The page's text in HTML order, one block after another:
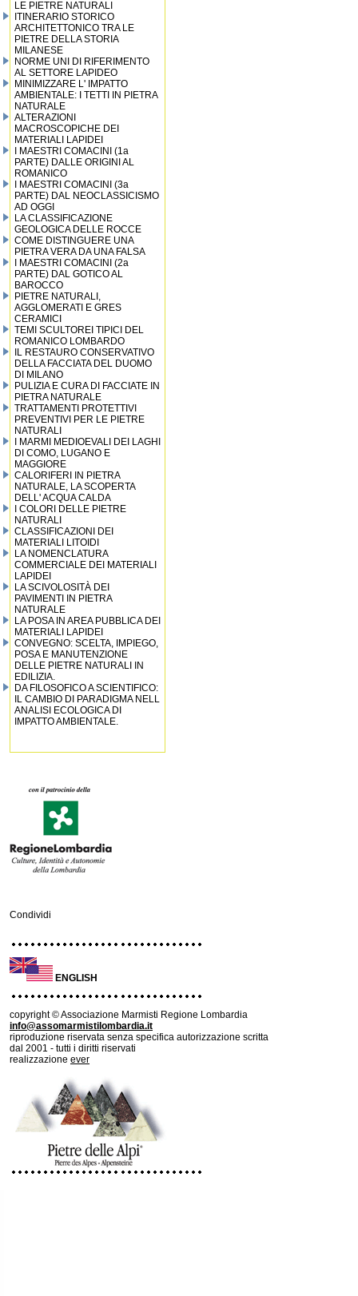
LE PIETRE NATURALI
ITINERARIO STORICO
ARCHITETTONICO TRA LE
PIETRE DELLA STORIA
MILANESE
NORME UNI DI RIFERIMENTO
AL SETTORE LAPIDEO
MINIMIZZARE L' IMPATTO
AMBIENTALE: I TETTI IN PIETRA
NATURALE
ALTERAZIONI
MACROSCOPICHE DEI
MATERIALI LAPIDEI
I MAESTRI COMACINI (1a
PARTE) DALLE ORIGINI AL
ROMANICO
I MAESTRI COMACINI (3a
PARTE) DAL NEOCLASSICISMO
AD OGGI
LA CLASSIFICAZIONE
GEOLOGICA DELLE ROCCE
COME DISTINGUERE UNA
PIETRA VERA DA UNA FALSA
I MAESTRI COMACINI (2a
PARTE) DAL GOTICO AL
BAROCCO
PIETRE NATURALI,
AGGLOMERATI E GRES
CERAMICI
TEMI SCULTOREI TIPICI DEL
ROMANICO LOMBARDO
IL RESTAURO CONSERVATIVO
DELLA FACCIATA DEL DUOMO
DI MILANO
PULIZIA E CURA DI FACCIATE IN
PIETRA NATURALE
TRATTAMENTI PROTETTIVI
PREVENTIVI PER LE PIETRE
NATURALI
I MARMI MEDIOEVALI DEI LAGHI
DI COMO, LUGANO E
MAGGIORE
CALORIFERI IN PIETRA
NATURALE, LA SCOPERTA
DELL' ACQUA CALDA
I COLORI DELLE PIETRE
NATURALI
CLASSIFICAZIONI DEI
MATERIALI LITOIDI
LA NOMENCLATURA
COMMERCIALE DEI MATERIALI
LAPIDEI
LA SCIVOLOSITÀ DEI
PAVIMENTI IN PIETRA
NATURALE
LA POSA IN AREA PUBBLICA DEI
MATERIALI LAPIDEI
CONVEGNO: SCELTA, IMPIEGO,
POSA E MANUTENZIONE
DELLE PIETRE NATURALI IN
EDILIZIA.
DA FILOSOFICO A SCIENTIFICO:
IL CAMBIO DI PARADIGMA NELL
ANALISI ECOLOGICA DI
IMPATTO AMBIENTALE.
Condividi
ENGLISH
copyright © Associazione Marmisti Regione Lombardia
info@assomarmistilombardia.it
riproduzione riservata senza specifica autorizzazione scritta
dal 2001 - tutti i diritti riservati
realizzazione ever